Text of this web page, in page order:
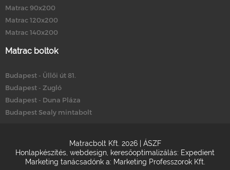
Matrac 90x200
Matrac 120x200
Matrac 140x200
Matrac boltok
Budapest - Üllői út 81.
Budapest - Zugló
Budapest - Duna Pláza
Budapest Sealy mintabolt
Matracbolt Kft. 2026 | ÁSZF
Honlapkészítés webdesign keresőoptimalizálás: Expedient
Marketing tanácsadónk a: Marketing Professzorok Kft.